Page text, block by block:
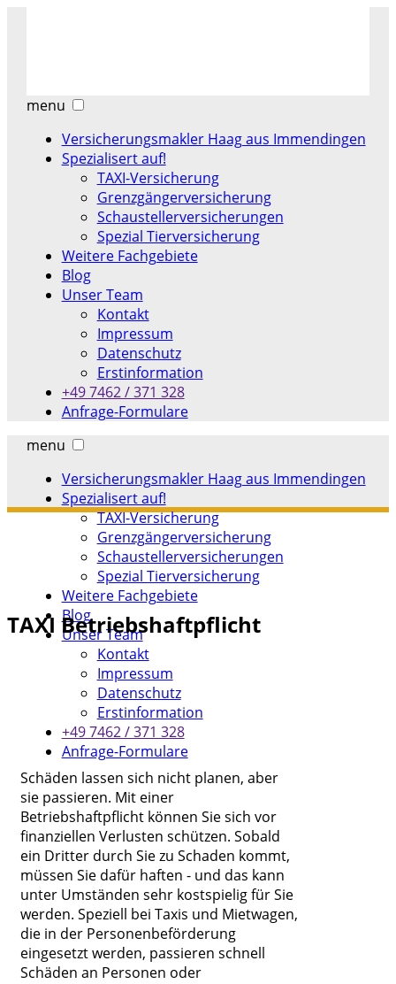
menu
Versicherungsmakler Haag aus Immendingen
Spezialisert auf!
TAXI-Versicherung
Grenzgängerversicherung
Schaustellerversicherungen
Spezial Tierversicherung
Weitere Fachgebiete
Blog
Unser Team
Kontakt
Impressum
Datenschutz
Erstinformation
+49 7462 / 371 328
Anfrage-Formulare
menu
Versicherungsmakler Haag aus Immendingen
Spezialisert auf!
TAXI-Versicherung
Grenzgängerversicherung
Schaustellerversicherungen
Spezial Tierversicherung
Weitere Fachgebiete
Blog
Unser Team
Kontakt
Impressum
Datenschutz
Erstinformation
+49 7462 / 371 328
Anfrage-Formulare
TAXI Betriebshaftpflicht
Schäden lassen sich nicht planen, aber
sie passieren. Mit einer
Betriebshaftpflicht können Sie sich vor
finanziellen Verlusten schützen. Sobald
ein Dritter durch Sie zu Schaden kommt,
müssen Sie dafür haften - und das kann
unter Umständen sehr kostspielig für Sie
werden. Speziell bei Taxis und Mietwagen,
die in der Personenbeförderung
eingesetzt werden, passieren schnell
Schäden an Personen oder